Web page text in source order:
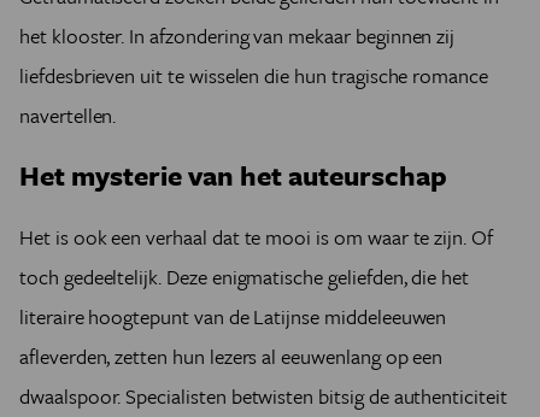
het klooster. In afzondering van mekaar beginnen zij
liefdesbrieven uit te wisselen die hun tragische romance
navertellen.
Het mysterie van het auteurschap
Het is ook een verhaal dat te mooi is om waar te zijn. Of
toch gedeeltelijk. Deze enigmatische geliefden, die het
literaire hoogtepunt van de Latijnse middeleeuwen
afleverden, zetten hun lezers al eeuwenlang op een
dwaalspoor. Specialisten betwisten bitsig de authenticiteit